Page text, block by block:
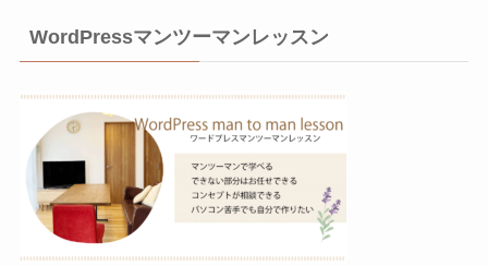
WordPressマンツーマンレッスン